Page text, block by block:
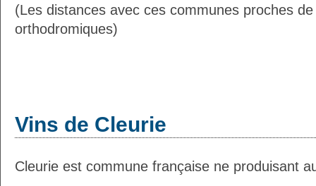
(Les distances avec ces communes proches
orthodromiques)
Vins de Cleurie
Cleurie est commune française ne produisant